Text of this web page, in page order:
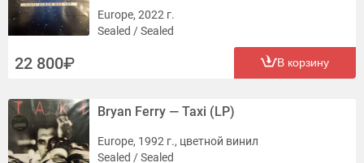
Europe, 2022 г.
Sealed / Sealed
22 800 В корзину
Bryan Ferry — Taxi (LP)
Europe, 1992 г., цветной винил
Sealed / Sealed